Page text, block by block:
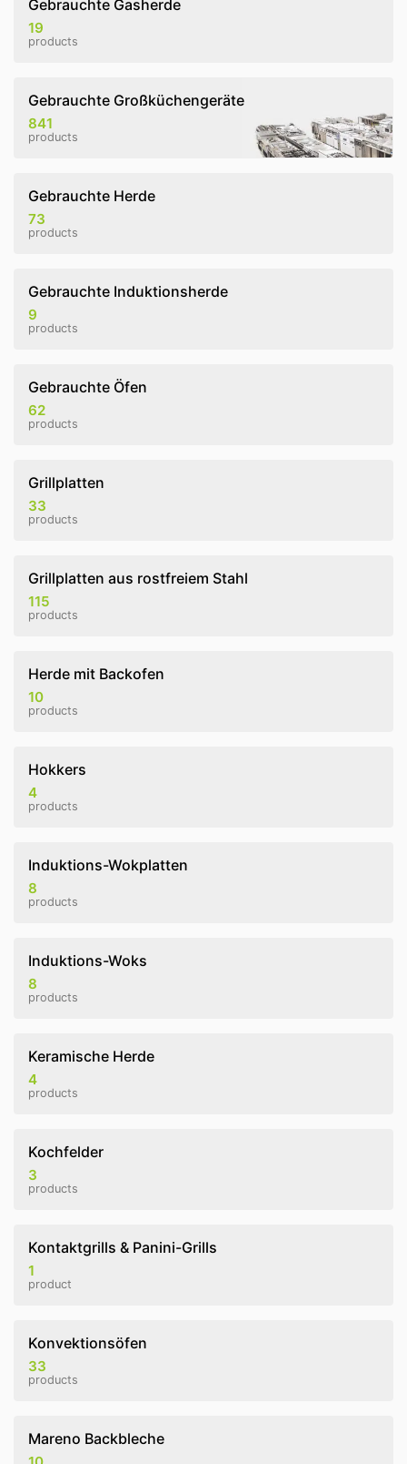
Gebrauchte Gasherde
19
products
Gebrauchte Großküchengeräte
841
products
Gebrauchte Herde
73
products
Gebrauchte Induktionsherde
9
products
Gebrauchte Öfen
62
products
Grillplatten
33
products
Grillplatten aus rostfreiem Stahl
115
products
Herde mit Backofen
10
products
Hokkers
4
products
Induktions-Wokplatten
8
products
Induktions-Woks
8
products
Keramische Herde
4
products
Kochfelder
3
products
Kontaktgrills & Panini-Grills
1
product
Konvektionsöfen
33
products
Mareno Backbleche